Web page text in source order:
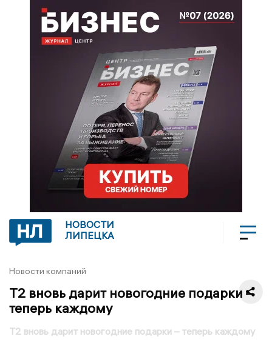
НОВОСТИ
ЛИПЕЦКА
Новости компаний
T2 вновь дарит новогодние подарки –
теперь каждому
T2 вновь дарит новогодние подарки – теперь каждому